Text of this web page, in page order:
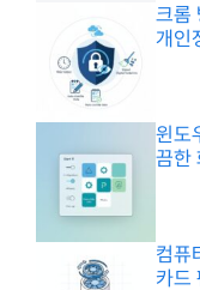
크롬
개인
윈도
끔한
컴퓨
카드